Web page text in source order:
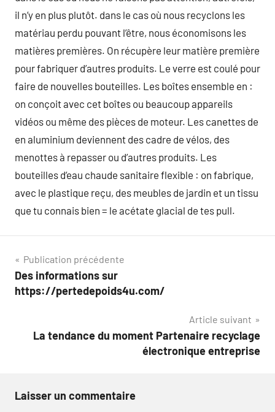
il n’y en plus plutôt. dans le cas où nous recyclons les
matériau perdu pouvant l’être, nous économisons les
matières premières. On récupère leur matière première
pour fabriquer d’autres produits. Le verre est coulé pour
faire de nouvelles bouteilles. Les boîtes ensemble en :
on conçoit avec cet boîtes ou beaucoup appareils
vidéos ou même des pièces de moteur. Les canettes de
en aluminium deviennent des cadre de vélos, des
menottes à repasser ou d’autres produits. Les
bouteilles d’eau chaude sanitaire flexible : on fabrique,
avec le plastique reçu, des meubles de jardin et un tissu
que tu connais bien = le acétate glacial de tes pull.
Navigation
de
Publication précédente
Des informations sur
https://pertedepoids4u.com/
Article suivant
La tendance du moment Partenaire recyclage
électronique entreprise
Laisser un commentaire